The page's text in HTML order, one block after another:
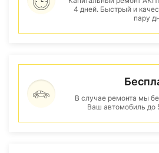
4 дней. Быстрый и
пару
В случае ремонта мы
Ваш автомобиль